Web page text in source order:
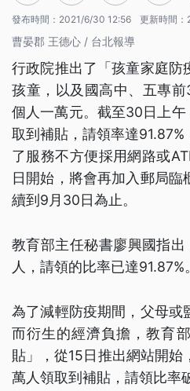
發布時間： 2021/6/30 12:56 更新時間：
曹晏郡 王德心 / 台北報導
行政院推出了「孩童家庭防
孩童，以及國高中、五專
個人一萬元。截至30日上
取到補貼，請領率達
了服務不方便採用網路或
日開始，將會再加入郵局
續到9月30日為止。
教育部主任秘書廖興國指
人，請領的比率已達91.87%
為了減輕防疫期間，父母或
而衍生的經濟負擔，教育
貼」，從15日推出網站開
萬人領取到補貼，請領比率